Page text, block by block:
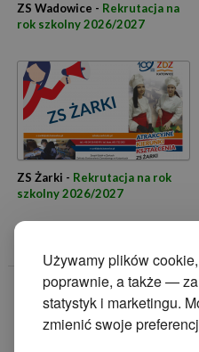
Używamy plików
poprawnie, a także —
statystyk i marketingu.
zmienić swoje
ZS Wadowice - Rekrutacja na
rok szkolny 2026/2027
ZS Żarki - Rekrutacja na rok
szkolny 2026/2027
© 2014 Zakład
Doskonalenia
Zawodowego w